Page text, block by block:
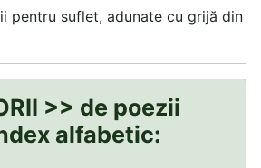
pentru suflet, adunate cu grijă din
>> de poezii
alfabetic: